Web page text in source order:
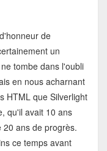
de
un
tombe dans l'oubli
en nous acharnant
HTML que Silverlight
qu'il avait 10 ans
ans de progrès.
ce temps avant